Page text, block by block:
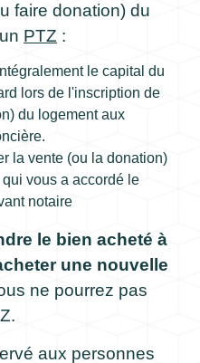
faire donation) du
PTZ :
le capital du
lors de l'inscription de
du logement aux
la vente (ou la donation)
vous a accordé le
notaire
le bien acheté à
une nouvelle
ne pourrez pas
aux personnes